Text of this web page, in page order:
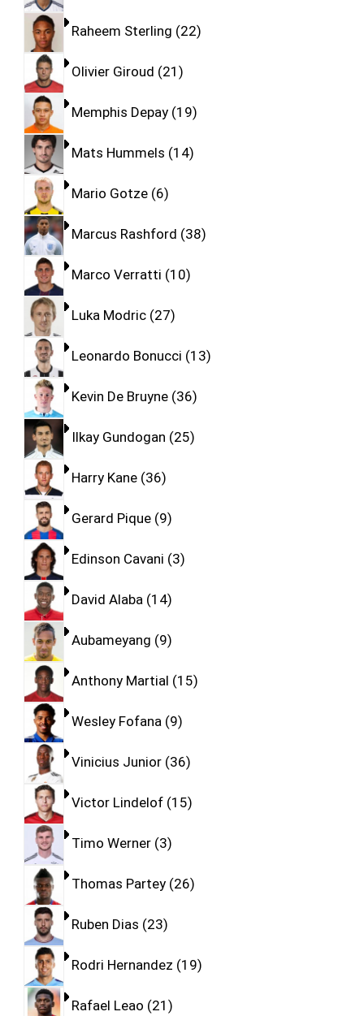
Raheem Sterling 22
Olivier Giroud 21
Memphis Depay 19
Mats Hummels 14
Mario Gotze 6
Marcus Rashford 38
Marco Verratti 10
Luka Modric 27
Leonardo Bonucci 13
Kevin De Bruyne 36
Ilkay Gundogan 25
Harry Kane 36
Gerard Pique 9
Edinson Cavani 3
David Alaba 14
Aubameyang 9
Anthony Martial 15
Wesley Fofana 9
Vinicius Junior 36
Victor Lindelof 15
Timo Werner 3
Thomas Partey 26
Ruben Dias 23
Rodri Hernandez 19
Rafael Leao 21